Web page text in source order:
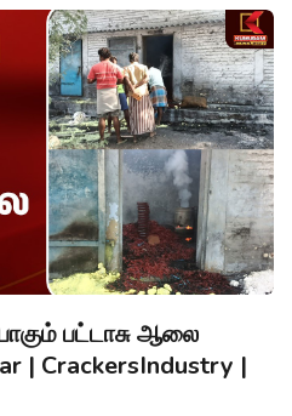
பட்டாசு ஆலை
| CrackersIndustry |